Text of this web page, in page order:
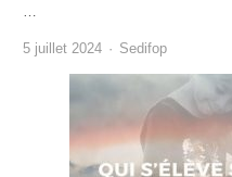
…
5 juillet 2024 Author
Sedifop